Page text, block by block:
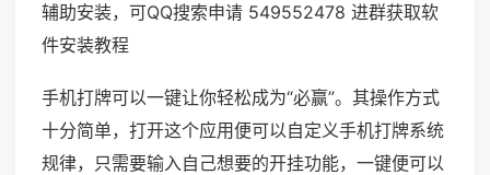
辅助安装，可QQ搜索申请 549552478 进群获取软
件安装教程
手机打牌可以一键让你轻松成为“必赢”。其操作方式
十分简单，打开这个应用便可以自定义手机打牌系统
规律，只需要输入自己想要的开挂功能，一键便可以